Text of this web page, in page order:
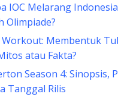
IOC Melarang
Olimpiade?
Workout: Membentuk
atau Fakta?
Season 4: Sinopsis,
Tanggal Rilis